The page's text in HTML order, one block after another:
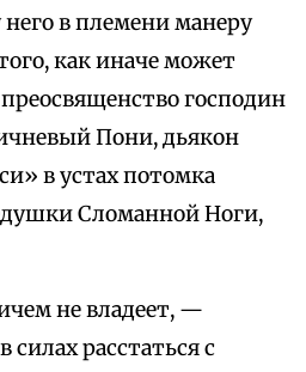
в племени манеру
как иначе может
господин
Пони, дьякон
в устах потомка
Сломанной Ноги,
не владеет, —
силах расстаться с